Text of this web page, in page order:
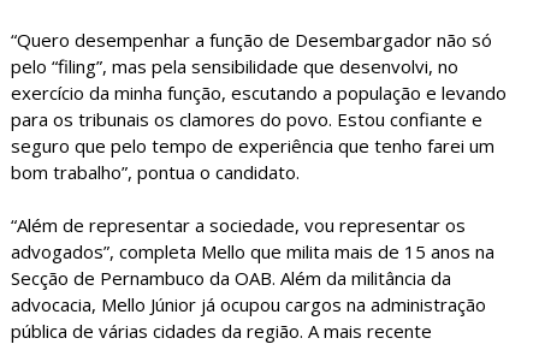
“Quero desempenhar a função de Desembargador não só
pelo “filing”, mas pela sensibilidade que desenvolvi, no
exercício da minha função, escutando a população e levando
para os tribunais os clamores do povo. Estou confiante e
seguro que pelo tempo de experiência que tenho farei um
bom trabalho”, pontua o candidato.
“Além de representar a sociedade, vou representar os
advogados”, completa Mello que milita mais de 15 anos na
Secção de Pernambuco da OAB. Além da militância da
advocacia, Mello Júnior já ocupou cargos na administração
pública de várias cidades da região. A mais recente